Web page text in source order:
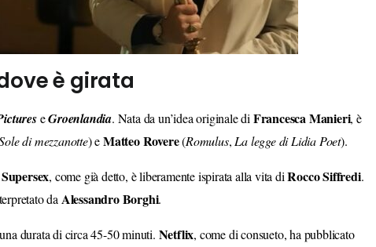
è girata
eGroenlandia. Nata da un’idea originale di FrancescaManieri, è
di mezzanotte) eMatteo Rovere(Romulus, La legge di Lidia Poet).
Supersex, come già detto, è liberamente ispirata alla vita diRoccoSiffredi.
da AlessandroBorghi.
durata di circa 45-50 minuti. Netflix, come di consueto, ha pubblicato